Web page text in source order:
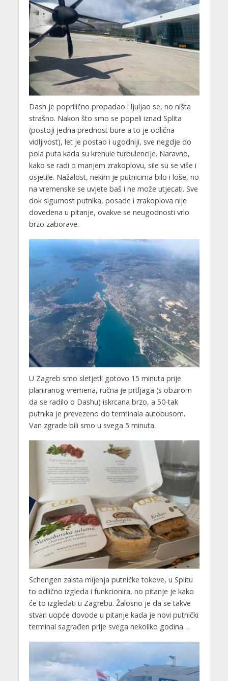
Dash je poprilično propadao i ljuljao se, no ništa
strašno. Nakon što smo se popeli iznad Splita
(postoji jedna prednost bure a to je odlična
vidljivost), let je postao i ugodniji, sve negdje do
pola puta kada su krenule turbulencije. Naravno,
kako se radi o manjem zrakoplovu, sile su se više i
osjetile. Nažalost, nekim je putnicima bilo i loše, no
na vremenske se uvjete baš i ne može utjecati. Sve
dok sigurnost putnika, posade i zrakoplova nije
dovedena u pitanje, ovakve se neugodnosti vrlo
brzo zaborave.
U Zagreb smo sletjetli gotovo 15 minuta prije
planiranog vremena, ručna je prtljaga (s obzirom
da se radilo o Dashu) iskrcana brzo, a 50-tak
putnika je prevezeno do terminala autobusom.
Van zgrade bili smo u svega 5 minuta.
Schengen zaista mijenja putničke tokove, u Splitu
to odlično izgleda i funkcionira, no pitanje je kako
će to izgledati u Zagrebu. Žalosno je da se takve
stvari uopće dovode u pitanje kada je novi putnički
terminal sagrađen prije svega nekoliko godina…